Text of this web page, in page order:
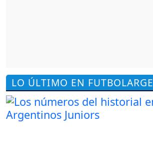
LO ÚLTIMO EN